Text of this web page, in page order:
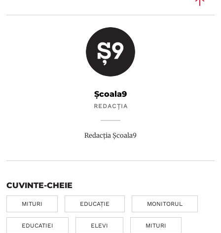
Școala9
REDACȚIA
Redacția Școala9
CUVINTE-CHEIE
MITURI EDUCAȚIE MONITORUL
EDUCATIEI ELEVI MITURI